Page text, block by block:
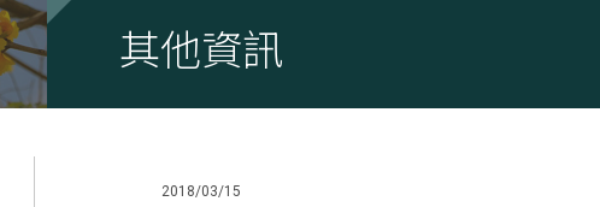
其他資訊
2018/03/15